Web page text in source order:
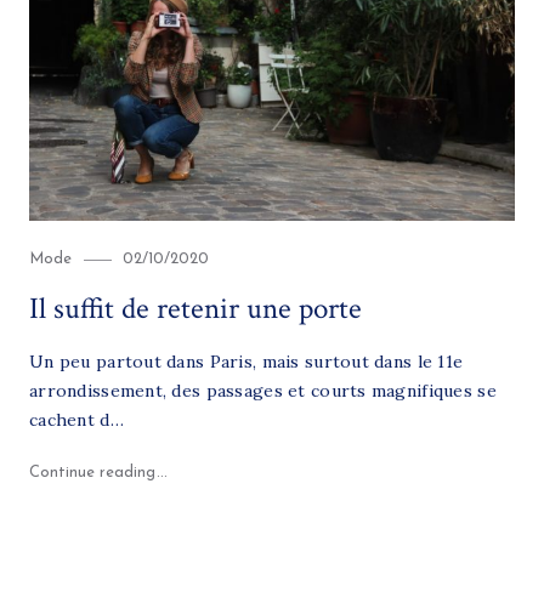
Category
Mode
Posted
02/10/2020
Il suffit de retenir une porte
Un peu partout dans Paris, mais surtout dans le 11e
arrondissement, des passages et courts magnifiques se
cachent d…
Continue reading